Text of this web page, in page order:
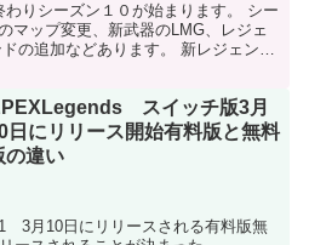
りシーズン１０が始まります。 シー
マップ変更、新武器のLMG、レジェ
の追加などあります。 新レジェンド
スイッチ版3月
日にリリース開始有料版と無料
の違い
3月10日にリリースされる有料版無